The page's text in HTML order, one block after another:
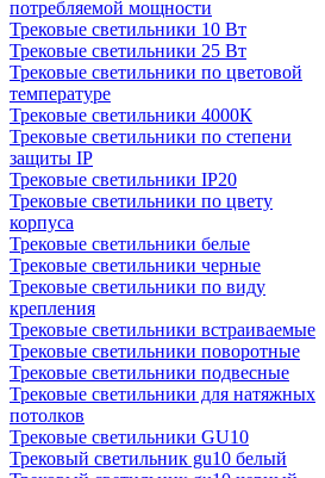
потребляемой мощности
Трековые светильники 10 Вт
Трековые светильники 25 Вт
Трековые светильники по цветовой
температуре
Трековые светильники 4000К
Трековые светильники по степени
защиты IP
Трековые светильники IP20
Трековые светильники по цвету
корпуса
Трековые светильники белые
Трековые светильники черные
Трековые светильники по виду
крепления
Трековые светильники встраиваемые
Трековые светильники поворотные
Трековые светильники подвесные
Трековые светильники для натяжных
потолков
Трековые светильники GU10
Трековый светильник gu10 белый